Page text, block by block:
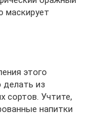
маскирует
этого
делать из
сортов. Учтите,
напитки